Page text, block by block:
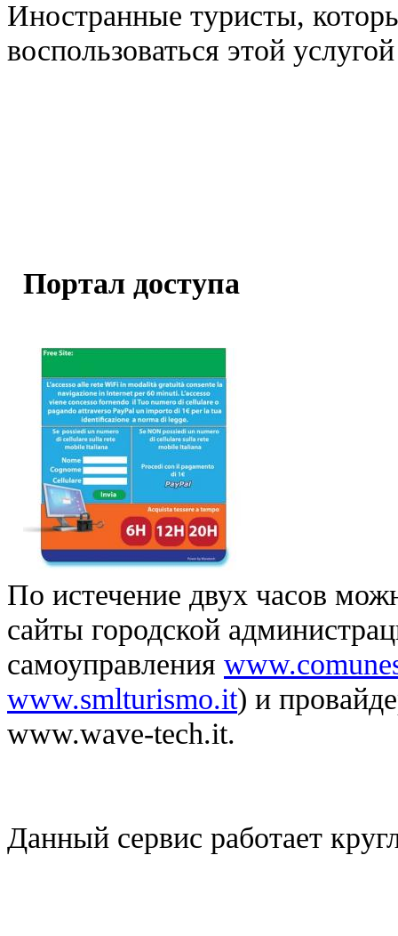
Иностранные туристы,
воспользоваться этой
Портал доступа
По истечение двух часов
сайты городской
самоуправления
www.smlturismo.it) и
www.wave-tech.it.
Данный сервис работает